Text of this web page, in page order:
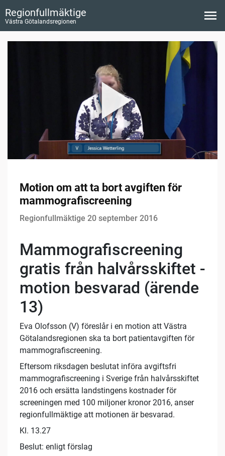
Regionfullmäktige
Västra Götalandsregionen
Motion om att ta bort avgiften för
mammografiscreening
Regionfullmäktige 20 september 2016
Mammografiscreening
gratis från halvårsskiftet -
motion besvarad (ärende
13)
Eva Olofsson (V) föreslår i en motion att Västra
Götalandsregionen ska ta bort patientavgiften för
mammografiscreening.
Eftersom riksdagen beslutat införa avgiftsfri
mammografiscreening i Sverige från halvårsskiftet
2016 och ersätta landstingens kostnader för
screeningen med 100 miljoner kronor 2016, anser
regionfullmäktige att motionen är besvarad.
Kl. 13.27
Beslut: enligt förslag